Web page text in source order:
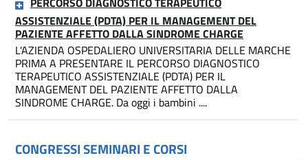
ASSISTENZIALE (PDTA) PER IL MANAGEMENT DEL
PAZIENTE AFFETTO DALLA SINDROME CHARGE
L'AZIENDA OSPEDALIERO UNIVERSITARIA DELLE MARCHE
PRIMA A PRESENTARE IL PERCORSO DIAGNOSTICO
TERAPEUTICO ASSISTENZIALE (PDTA) PER IL
MANAGEMENT DEL PAZIENTE AFFETTO DALLA
SINDROME CHARGE. Da oggi i bambini ....
CONGRESSI SEMINARI E CORSI